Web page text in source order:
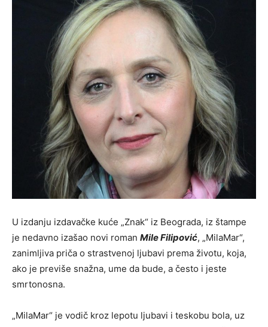
U izdanju izdavačke kuće „Znak“ iz Beograda, iz štampe
je nedavno izašao novi roman Mile Filipović, „MilaMar“,
zanimljiva priča o strastvenoj ljubavi prema životu, koja,
ako je previše snažna, ume da bude, a često i jeste
smrtonosna.
„MilaMar“ je vodič kroz lepotu ljubavi i teskobu bola, uz